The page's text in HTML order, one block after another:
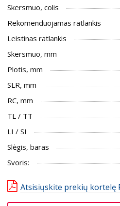
Skersmuo, colis
Rekomenduojamas ratlankis
Leistinas ratlankis
Skersmuo, mm
Plotis, mm
SLR, mm
RC, mm
TL / TT
LI / SI
Slėgis, baras
Svoris:
Atsisiųskite prekių kortelę